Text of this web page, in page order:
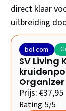
direct klaar
uitbreiding
bol.com
SV Living
Prijs: €37,95
Rating: 5/5